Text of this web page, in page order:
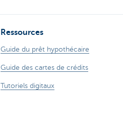
Ressources
Guide du prêt hypothécaire
Guide des cartes de crédits
Tutoriels digitaux